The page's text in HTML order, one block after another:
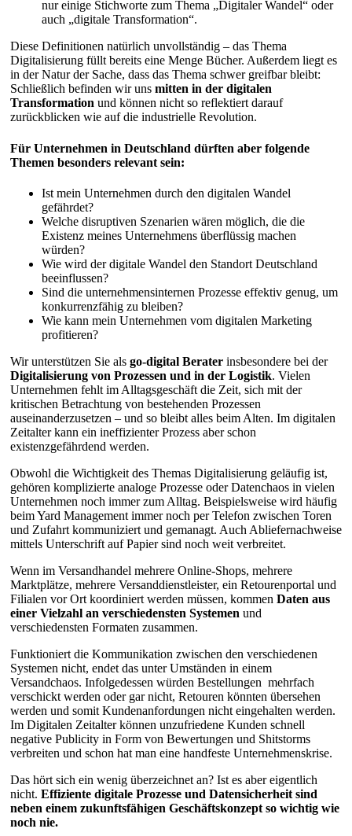
nur einige Stichworte zum Thema „Digitaler Wandel“ oder
auch „digitale Transformation“.
Diese Definitionen natürlich unvollständig – das Thema
Digitalisierung füllt bereits eine Menge Bücher. Außerdem liegt es
in der Natur der Sache, dass das Thema schwer greifbar bleibt:
Schließlich befinden wir uns mitten in der digitalen
Transformation und können nicht so reflektiert darauf
zurückblicken wie auf die industrielle Revolution.
Für Unternehmen in Deutschland dürften aber folgende
Themen besonders relevant sein:
Ist mein Unternehmen durch den digitalen Wandel
gefährdet?
Welche disruptiven Szenarien wären möglich, die die
Existenz meines Unternehmens überflüssig machen
würden?
Wie wird der digitale Wandel den Standort Deutschland
beeinflussen?
Sind die unternehmensinternen Prozesse effektiv genug, um
konkurrenzfähig zu bleiben?
Wie kann mein Unternehmen vom digitalen Marketing
profitieren?
Wir unterstützen Sie als go-digital Berater insbesondere bei der
Digitalisierung von Prozessen und in der Logistik. Vielen
Unternehmen fehlt im Alltagsgeschäft die Zeit, sich mit der
kritischen Betrachtung von bestehenden Prozessen
auseinanderzusetzen – und so bleibt alles beim Alten. Im digitalen
Zeitalter kann ein ineffizienter Prozess aber schon
existenzgefährdend werden.
Obwohl die Wichtigkeit des Themas Digitalisierung geläufig ist,
gehören komplizierte analoge Prozesse oder Datenchaos in vielen
Unternehmen noch immer zum Alltag. Beispielsweise wird häufig
beim Yard Management immer noch per Telefon zwischen Toren
und Zufahrt kommuniziert und gemanagt. Auch Abliefernachweise
mittels Unterschrift auf Papier sind noch weit verbreitet.
Wenn im Versandhandel mehrere Online-Shops, mehrere
Marktplätze, mehrere Versanddienstleister, ein Retourenportal und
Filialen vor Ort koordiniert werden müssen, kommen Daten aus
einer Vielzahl an verschiedensten Systemen und
verschiedensten Formaten zusammen.
Funktioniert die Kommunikation zwischen den verschiedenen
Systemen nicht, endet das unter Umständen in einem
Versandchaos. Infolgedessen würden Bestellungen mehrfach
verschickt werden oder gar nicht, Retouren könnten übersehen
werden und somit Kundenanfordungen nicht eingehalten werden.
Im Digitalen Zeitalter können unzufriedene Kunden schnell
negative Publicity in Form von Bewertungen und Shitstorms
verbreiten und schon hat man eine handfeste Unternehmenskrise.
Das hört sich ein wenig überzeichnet an? Ist es aber eigentlich
nicht. Effiziente digitale Prozesse und Datensicherheit sind
neben einem zukunftsfähigen Geschäftskonzept so wichtig wie
noch nie.